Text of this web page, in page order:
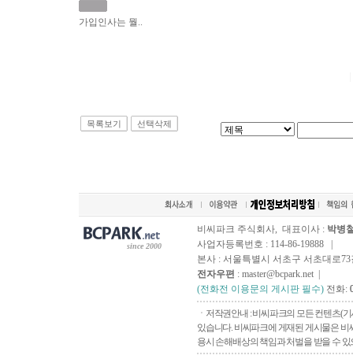
가입인사는 뭘..
목록보기 선택삭제
since 2000
비씨파크 주식회사, 대표이사 : 박병
사업자등록번호 : 114-86-19888 |
본사 : 서울특별시 서초구 서초대로73
전자우편 : master@bcpark.net |
(전화전 이용문의 게시판 필수) 전화:
ㆍ저작권안내 : 비씨파크의 모든 컨텐츠(
있습니다. 비씨파크에 게재된 게시물은
용시 손해배상의 책임과 처벌을 받을 수